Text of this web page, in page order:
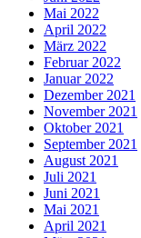
Mai 2022
April 2022
März 2022
Februar 2022
Januar 2022
Dezember 2021
November 2021
Oktober 2021
September 2021
August 2021
Juli 2021
Juni 2021
Mai 2021
April 2021